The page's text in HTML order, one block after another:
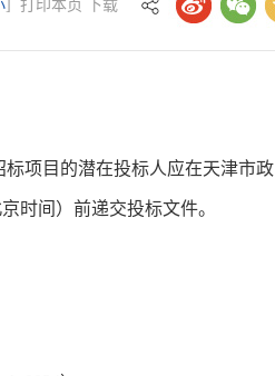
] 打印本页 下载
项目的潜在投标人应在天津市政
时间）前递交投标文件。